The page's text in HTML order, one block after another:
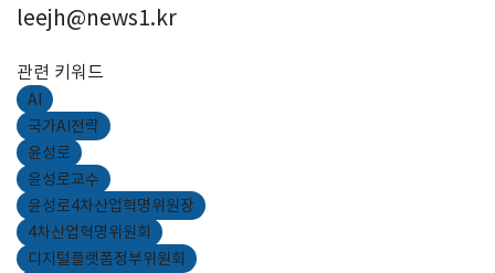
leejh@news1.kr
관련 키워드
AI
국가AI전략
윤성로
윤성로교수
윤성로4차산업혁명위원장
4차산업혁명위원회
디지털플랫폼정부위원회